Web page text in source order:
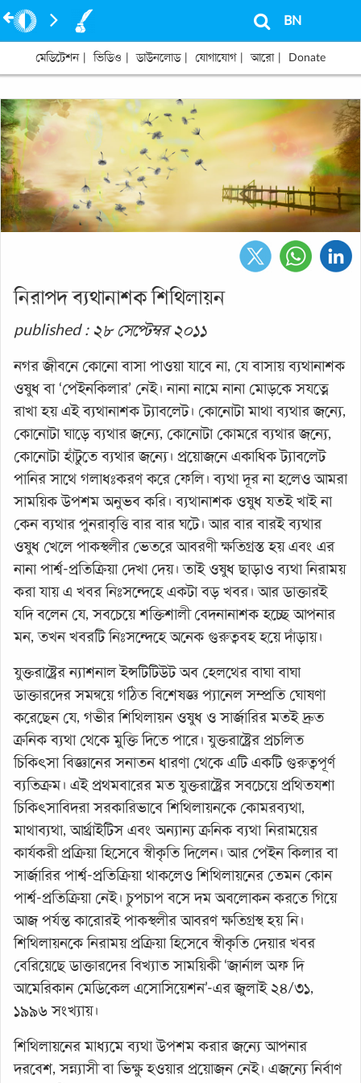
BN
মেডিটেশন ভিডিও ডাউনলোড যোগাযোগ আরো Donate
নিরাপদ ব্যথানাশক শিথিলায়ন
published : ২৮ সেপ্টেম্বর ২০১১
নগর জীবনে কোনো বাসা পাওয়া যাবে না, যে বাসায় ব্যথানাশক
ওষুধ বা ‘পেইনকিলার’ নেই। নানা নামে নানা মোড়কে সযত্নে
রাখা হয় এই ব্যথানাশক ট্যাবলেট। কোনোটা মাথা ব্যথার জন্যে,
কোনোটা ঘাড়ে ব্যথার জন্যে, কোনোটা কোমরে ব্যথার জন্যে,
কোনোটা হাঁটুতে ব্যথার জন্যে। প্রয়োজনে একাধিক ট্যাবলেট
পানির সাথে গলাধঃকরণ করে ফেলি। ব্যথা দূর না হলেও আমরা
সাময়িক উপশম অনুভব করি। ব্যথানাশক ওষুধ যতই খাই না
কেন ব্যথার পুনরাবৃত্তি বার বার ঘটে। আর বার বারই ব্যথার
ওষুধ খেলে পাকস্থলীর ভেতরে আবরণী ক্ষতিগ্রস্ত হয় এবং এর
নানা পার্শ্ব-প্রতিক্রিয়া দেখা দেয়। তাই ওষুধ ছাড়াও ব্যথা নিরাময়
করা যায় এ খবর নিঃসন্দেহে একটা বড় খবর। আর ডাক্তারই
যদি বলেন যে, সবচেয়ে শক্তিশালী বেদনানাশক হচ্ছে আপনার
মন, তখন খবরটি নিঃসন্দেহে অনেক গুরুত্ববহ হয়ে দাঁড়ায়।
যুক্তরাষ্ট্রের ন্যাশনাল ইন্সটিটিউট অব হেলথের বাঘা বাঘা
ডাক্তারদের সমন্বয়ে গঠিত বিশেষজ্ঞ প্যানেল সম্প্রতি ঘোষণা
করেছেন যে, গভীর শিথিলায়ন ওষুধ ও সার্জারির মতই দ্রুত
ক্রনিক ব্যথা থেকে মুক্তি দিতে পারে। যুক্তরাষ্ট্রের প্রচলিত
চিকিৎসা বিজ্ঞানের সনাতন ধারণা থেকে এটি একটি গুরুত্বপূর্ণ
ব্যতিক্রম। এই প্রথমবারের মত যুক্তরাষ্ট্রের সবচেয়ে প্রথিতযশা
চিকিৎসাবিদরা সরকারিভাবে শিথিলায়নকে কোমরব্যথা,
মাথাব্যথা, আর্থ্রাইটিস এবং অন্যান্য ক্রনিক ব্যথা নিরাময়ের
কার্যকরী প্রক্রিয়া হিসেবে স্বীকৃতি দিলেন। আর পেইন কিলার বা
সার্জারির পার্শ্ব-প্রতিক্রিয়া থাকলেও শিথিলায়নের তেমন কোন
পার্শ্ব-প্রতিক্রিয়া নেই। চুপচাপ বসে দম অবলোকন করতে গিয়ে
আজ পর্যন্ত কারোরই পাকস্থলীর আবরণ ক্ষতিগ্রস্থ হয় নি।
শিথিলায়নকে নিরাময় প্রক্রিয়া হিসেবে স্বীকৃতি দেয়ার খবর
বেরিয়েছে ডাক্তারদের বিখ্যাত সাময়িকী ‘জার্নাল অফ দি
আমেরিকান মেডিকেল এসোসিয়েশন’-এর জুলাই ২৪/৩১,
১৯৯৬ সংখ্যায়।
শিথিলায়নের মাধ্যমে ব্যথা উপশম করার জন্যে আপনার
দরবেশ, সন্ন্যাসী বা ভিক্ষু হওয়ার প্রয়োজন নেই। এজন্যে নির্বাণ